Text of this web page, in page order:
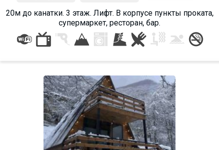
20м до канатки. 3 этаж. Лифт. В корпусе пункты проката,
супермаркет, ресторан, бар.